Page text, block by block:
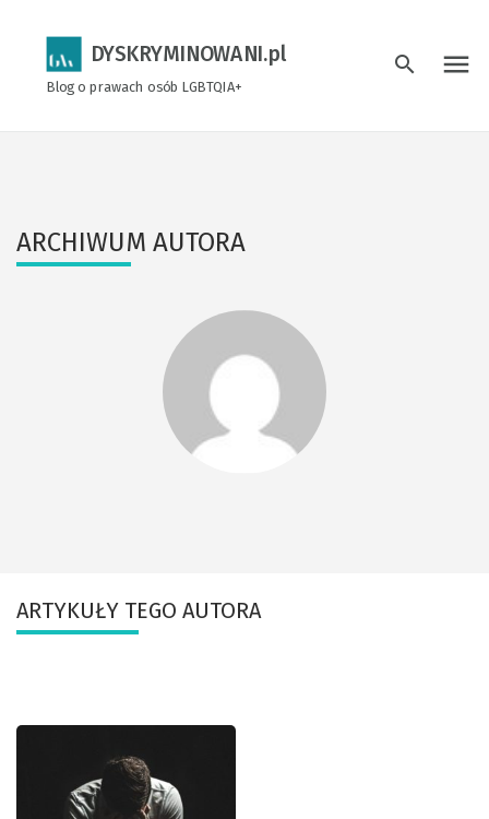
DYSKRYMINOWANI.pl
Blog o prawach osób LGBTQIA+
search menu
ARCHIWUM AUTORA
ARTYKUŁY TEGO AUTORA